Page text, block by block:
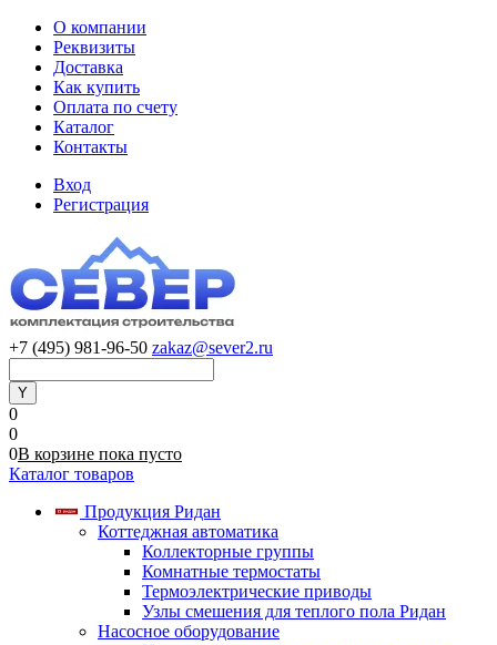
О компании
Реквизиты
Доставка
Как купить
Оплата по счету
Каталог
Контакты
Вход
Регистрация
+7 (495) 981-96-50 zakaz@sever2.ru
0
0
0В корзине пока пусто
Каталог товаров
Продукция Ридан
Коттеджная автоматика
Коллекторные группы
Комнатные термостаты
Термоэлектрические приводы
Узлы смешения для теплого пола Ридан
Насосное оборудование